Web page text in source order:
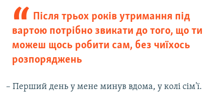
Після трьох років утримання під
вартою потрібно звикати до того, що ти
можеш щось робити сам, без чиїхось
розпоряджень
– Перший день у мене минув вдома, у колі сім'ї.